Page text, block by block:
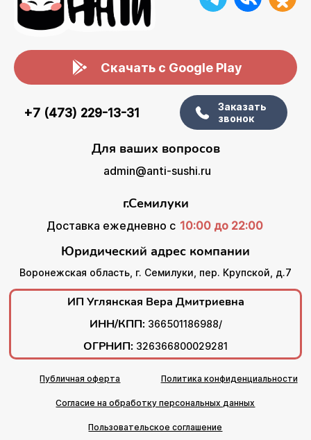
Скачать с Google Play
+7 (473) 229-13-31
Заказать
звонок
Для ваших вопросов
admin@anti-sushi.ru
г.Семилуки
Доставка ежедневно с 10:00 до 22:00
Юридический адрес компании
Воронежская область, г. Семилуки, пер. Крупской, д.7
ИП Углянская Вера Дмитриевна
ИНН/КПП: 366501186988/
ОГРНИП: 326366800029281
Публичная оферта Политика конфиденциальности
Согласие на обработку персональных данных
Пользовательское соглашение